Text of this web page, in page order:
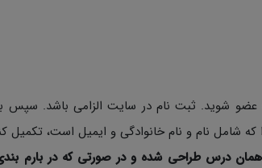
عضو شوید. ثبت نام در سایت الزامی باشد. سپس
شامل نام و نام خانوادگی و ایمیل است، تکمیل
درس طراحی شده و در صورتی که در بارم بندی